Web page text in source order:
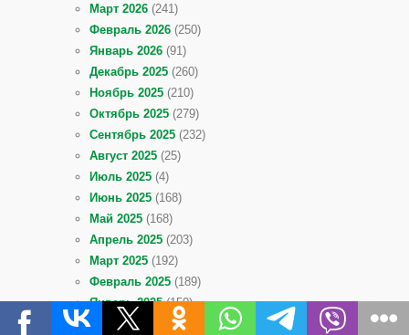
Март 2026 (241)
Февраль 2026 (250)
Январь 2026 (91)
Декабрь 2025 (260)
Ноябрь 2025 (210)
Октябрь 2025 (279)
Сентябрь 2025 (232)
Август 2025 (25)
Июль 2025 (4)
Июнь 2025 (168)
Май 2025 (168)
Апрель 2025 (203)
Март 2025 (192)
Февраль 2025 (189)
Январь 2025(150)
Декабрь 2024
(167)